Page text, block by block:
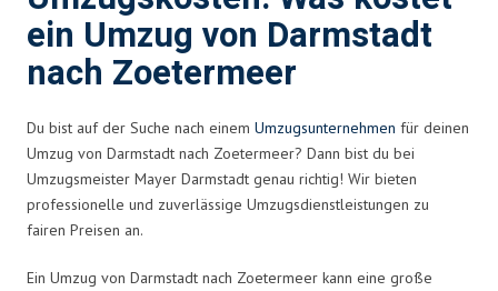
ein Umzug von Darmstadt
nach Zoetermeer
Du bist auf der Suche nach einem Umzugsunternehmen für deinen
Umzug von Darmstadt nach Zoetermeer? Dann bist du bei
Umzugsmeister Mayer Darmstadt genau richtig! Wir bieten
professionelle und zuverlässige Umzugsdienstleistungen zu
fairen Preisen an.
Ein Umzug von Darmstadt nach Zoetermeer kann eine große